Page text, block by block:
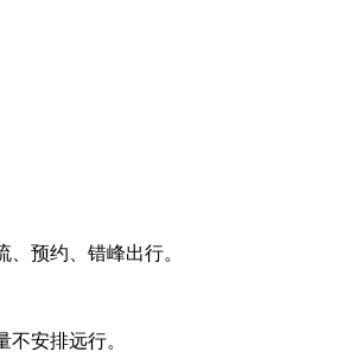
预约、错峰出行。
安排远行。